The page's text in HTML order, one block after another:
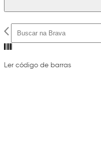
Ler código de barras